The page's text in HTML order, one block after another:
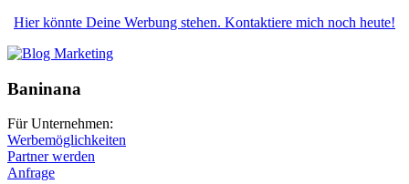
Hier könnte Deine Werbung stehen. Kontaktiere mich noch heute!
Baninana
Für Unternehmen:
Werbemöglichkeiten
Partner werden
Anfrage